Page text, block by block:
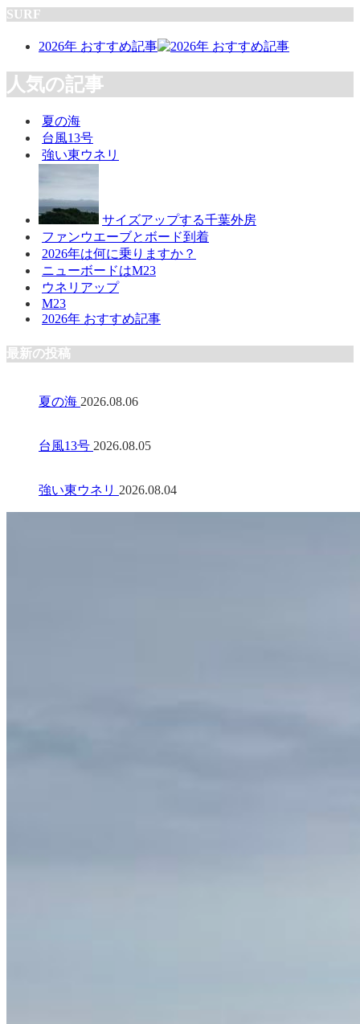
SURF
2026年 おすすめ記事
人気の記事
夏の海
台風13号
強い東ウネリ
サイズアップする千葉外房
ファンウエーブとボード到着
2026年は何に乗りますか？
ニューボードはM23
ウネリアップ
M23
2026年 おすすめ記事
最新の投稿
夏の海 2026.08.06
台風13号 2026.08.05
強い東ウネリ 2026.08.04